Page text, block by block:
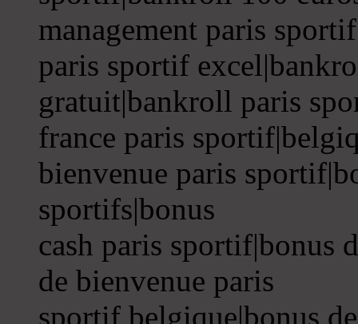
management paris
paris sportif
gratuit|bankroll paris
france paris
bienvenue paris
sportifs|bonus
cash paris sportif|bonus
de bienvenue paris
sportif belgique|bonus